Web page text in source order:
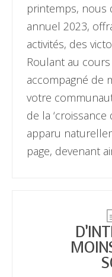
printemps, nous
annuel 2023,
activités, des
Roulant au
accompagné de
votre
de la
apparu
page, devenant